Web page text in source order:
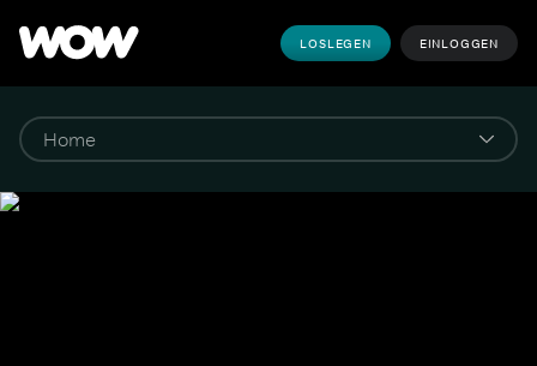
LOSLEGEN EINLOGGEN